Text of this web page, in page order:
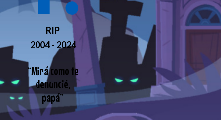
RIP
2004 - 2024
“Mirá como te
denuncié,
papá”